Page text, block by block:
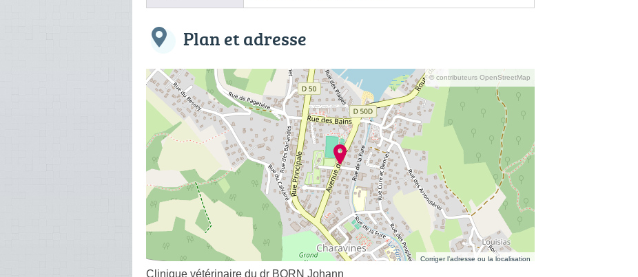
Plan et adresse
© contributeurs OpenStreetMap
Corriger l’adresse ou la localisation
Clinique vétérinaire du dr BORN Johann